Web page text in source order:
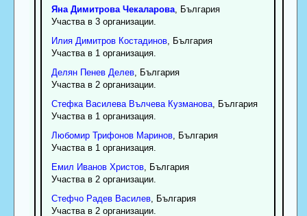
Яна Димитрова Чекаларова, България
Участва в 3 организации.
Илия Димитров Костадинов, България
Участва в 1 организация.
Делян Пенев Делев, България
Участва в 2 организации.
Стефка Василева Вълчева Кузманова, България
Участва в 1 организация.
Любомир Трифонов Маринов, България
Участва в 1 организация.
Емил Иванов Христов, България
Участва в 2 организации.
Стефчо Радев Василев, България
Участва в 2 организации.